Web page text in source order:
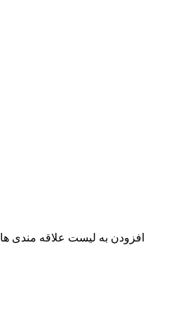
افزودن به لیست علاقه مندی ها